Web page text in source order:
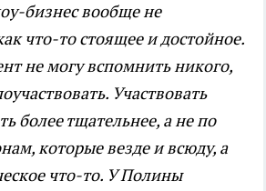
бизнес вообще не
что-то стоящее и достойное.
не могу вспомнить никого,
Участвовать
более тщательнее, а не по
которые везде и всюду, а
что-то. У Полины